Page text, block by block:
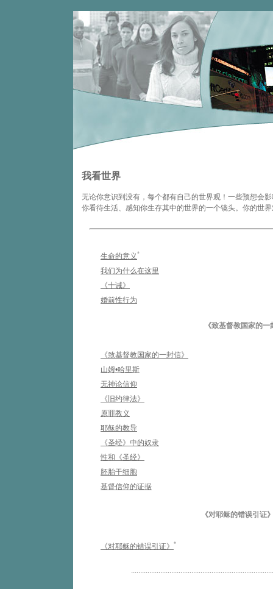
我看世界
无论你意识到没有，每个都有自己的世界观！一些预想会
你看待生活、感知你生存其中的世界的一个镜头。你的世
生命的意义*
我们为什么在这里
《十诫》
婚前性行为
《致基督教国家的一
《致基督教国家的一封信》
山姆•哈里斯
无神论信仰
《旧约律法》
原罪教义
耶稣的教导
《圣经》中的奴隶
性和《圣经》
胚胎干细胞
基督信仰的证据
《对耶稣的错误引证
《对耶稣的错误引证》 *